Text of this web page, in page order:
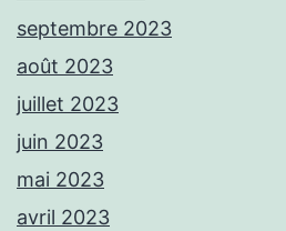
septembre 2023
août 2023
juillet 2023
juin 2023
mai 2023
avril 2023